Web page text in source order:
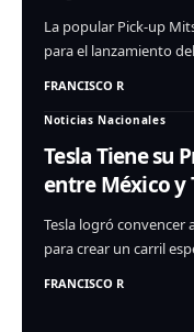
La popular Pick-up
para el lanzamiento
FRANCISCO R
Noticias Nacionales
Tesla Tiene su
entre México y
Tesla logró convencer
para crear un carril
FRANCISCO R